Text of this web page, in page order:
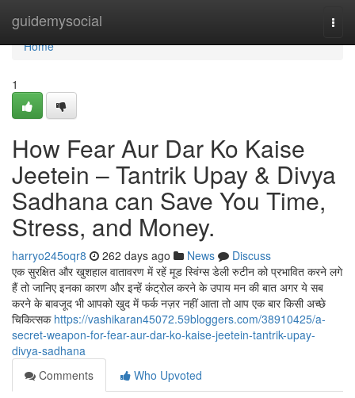
guidemysocial
Home
Home
1
How Fear Aur Dar Ko Kaise
Jeetein – Tantrik Upay & Divya
Sadhana can Save You Time,
Stress, and Money.
harryo245oqr8 262 days ago News
Discuss
एक सुरक्षित और खुशहाल वातावरण में रहें मूड स्विंग्स डेली रुटीन को प्रभावित करने लगे
हैं तो जानिए इनका कारण और इन्हें कंट्रोल करने के उपाय मन की बात अगर ये सब
करने के बावजूद भी आपको खुद में फर्क नज़र नहीं आता तो आप एक बार किसी अच्छे
चिकित्सक https://vashikaran45072.59bloggers.com/38910425/a-
secret-weapon-for-fear-aur-dar-ko-kaise-jeetein-tantrik-upay-
divya-sadhana
Comments
Who Upvoted